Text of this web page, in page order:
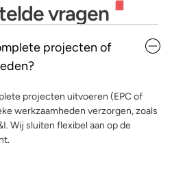
vragen
projecten of
projecten uitvoeren (EPC of
werkzaamheden verzorgen, zoals
Wij sluiten flexibel aan op de